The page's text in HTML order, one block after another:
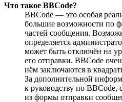
Что такое BBCode?
BBCode — это особая
большие возможности по
частей сообщения.
определяется
может быть отключён на
его отправки. BBCode
нём заключаются в
За дополнительной
к руководству по BBCode,
из формы отправки